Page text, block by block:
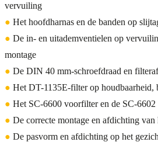
vervuiling
● Het hoofdharnas en de banden op
● De in- en uitademventielen op
montage
● De DIN 40 mm-schroefdraad en
● Het DT-1135E-filter op houdbaarheid,
● Het SC-6600 voorfilter en de SC-
● De correcte montage en afdichting
● De pasvorm en afdichting op het